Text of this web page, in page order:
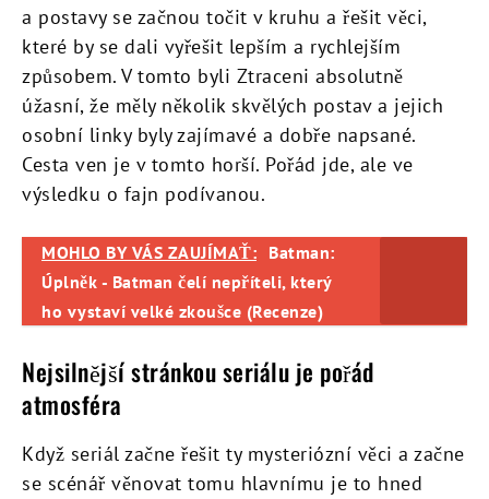
a postavy se začnou točit v kruhu a řešit věci,
které by se dali vyřešit lepším a rychlejším
způsobem. V tomto byli Ztraceni absolutně
úžasní, že měly několik skvělých postav a jejich
osobní linky byly zajímavé a dobře napsané.
Cesta ven je v tomto horší. Pořád jde, ale ve
výsledku o fajn podívanou.
MOHLO BY VÁS ZAUJÍMAŤ: Batman:
Úplněk - Batman čelí nepříteli, který
ho vystaví velké zkoušce (Recenze)
Nejsilnější stránkou seriálu je pořád
atmosféra
Když seriál začne řešit ty mysteriózní věci a začne
se scénář věnovat tomu hlavnímu je to hned